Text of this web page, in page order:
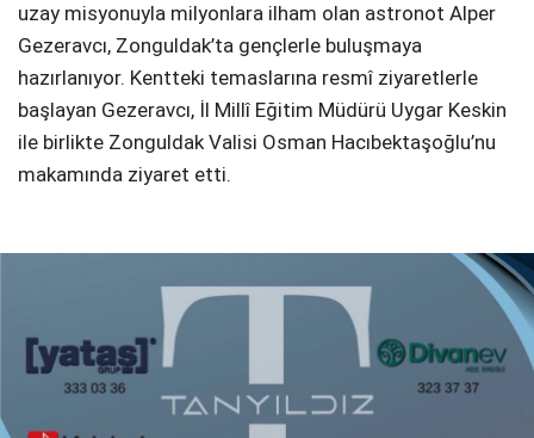
uzay misyonuyla milyonlara ilham olan astronot Alper
Gezeravcı, Zonguldak’ta gençlerle buluşmaya
hazırlanıyor. Kentteki temaslarına resmî ziyaretlerle
başlayan Gezeravcı, İl Millî Eğitim Müdürü Uygar Keskin
ile birlikte Zonguldak Valisi Osman Hacıbektaşoğlu’nu
makamında ziyaret etti.